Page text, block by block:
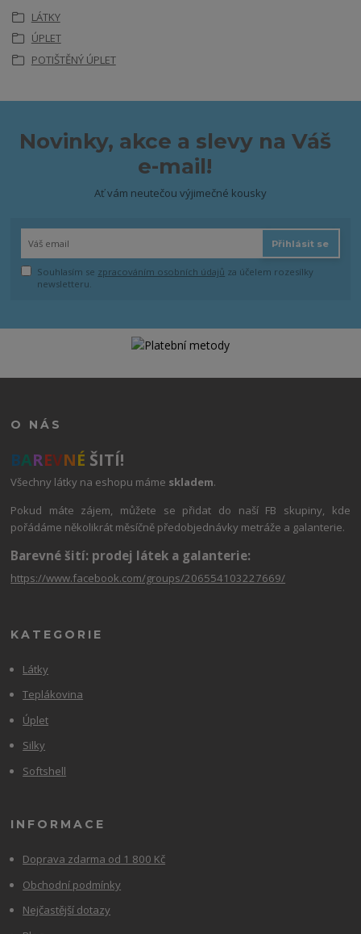
LÁTKY
ÚPLET
POTIŠTĚNÝ ÚPLET
Novinky, akce a slevy na Váš
e-mail!
Ať vám neutečou výjimečné kousky
Přihlásit se
Souhlasím se zpracováním osobních údajů za účelem rozesílky
newsletteru.
O NÁS
BAREVNÉ ŠITÍ!
Všechny látky na eshopu máme skladem.
Pokud máte zájem, můžete se přidat do naší FB skupiny, kde
pořádáme několikrát měsíčně předobjednávky metráže a galanterie.
Barevné šití: prodej látek a galanterie:
https://www.facebook.com/groups/206554103227669/
KATEGORIE
Látky
Teplákovina
Úplet
Silky
Softshell
INFORMACE
Doprava zdarma od 1 800 Kč
Obchodní podmínky
Nejčastější dotazy